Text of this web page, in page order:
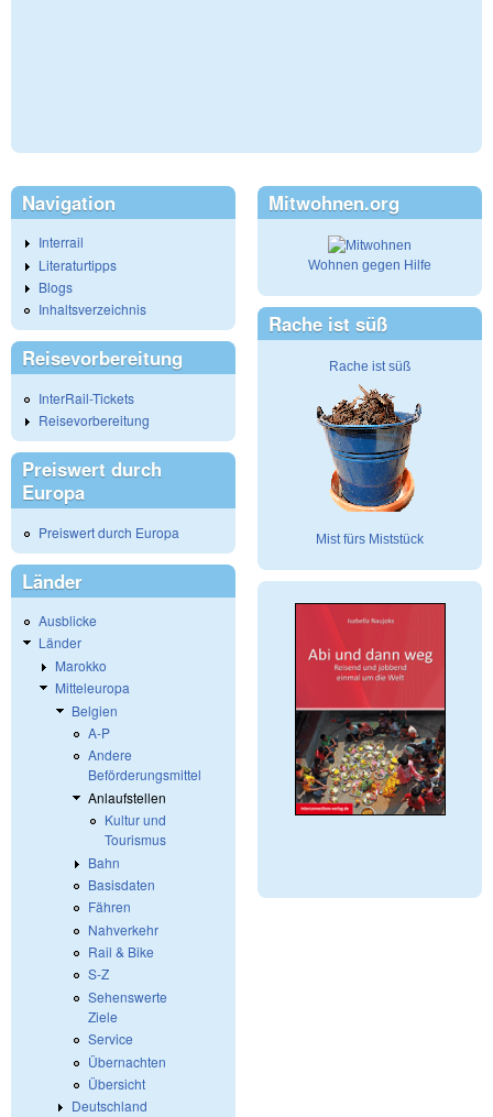
Navigation
Interrail
Literaturtipps
Blogs
Inhaltsverzeichnis
Reisevorbereitung
InterRail-Tickets
Reisevorbereitung
Preiswert durch
Europa
Preiswert durch Europa
Länder
Ausblicke
Länder
Marokko
Mitteleuropa
Belgien
A-P
Andere
Beförderungsmittel
Anlaufstellen
Kultur und
Tourismus
Bahn
Basisdaten
Fähren
Nahverkehr
Rail & Bike
S-Z
Sehenswerte
Ziele
Service
Übernachten
Übersicht
Deutschland
Mitwohnen.org
Wohnen gegen Hilfe
Rache ist süß
Rache ist süß
Mist fürs Miststück